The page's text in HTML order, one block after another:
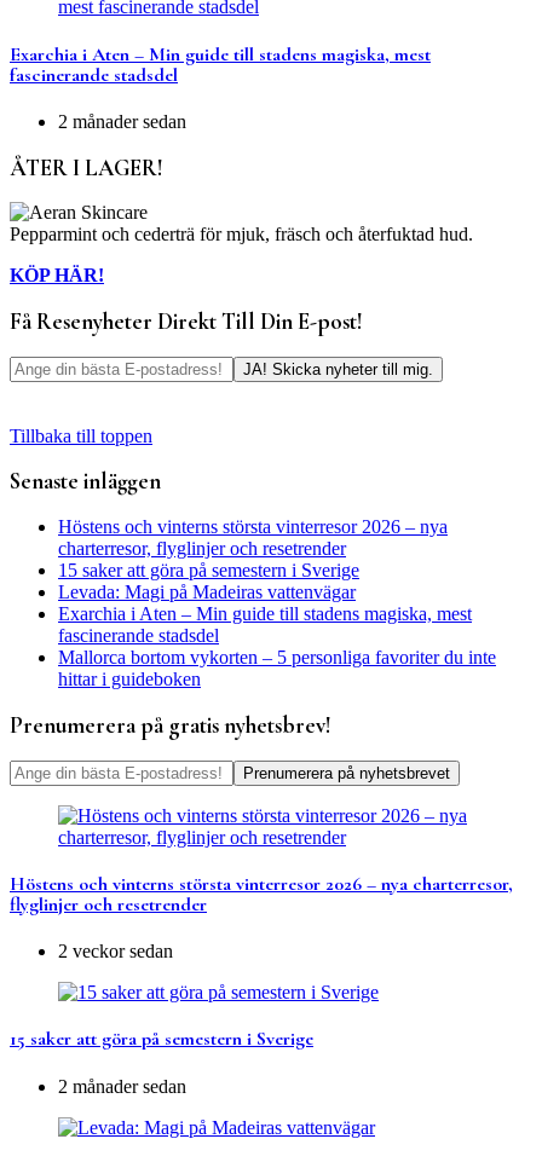
Exarchia i Aten – Min guide till stadens magiska, mest
fascinerande stadsdel
2 månader sedan
ÅTER I LAGER!
Pepparmint och cederträ för mjuk, fräsch och återfuktad hud.
KÖP HÄR!
Få Resenyheter Direkt Till Din E-post!
Tillbaka till toppen
Senaste inläggen
Höstens och vinterns största vinterresor 2026 – nya
charterresor, flyglinjer och resetrender
15 saker att göra på semestern i Sverige
Levada: Magi på Madeiras vattenvägar
Exarchia i Aten – Min guide till stadens magiska, mest
fascinerande stadsdel
Mallorca bortom vykorten – 5 personliga favoriter du inte
hittar i guideboken
Prenumerera på gratis nyhetsbrev!
Höstens och vinterns största vinterresor 2026 – nya charterresor,
flyglinjer och resetrender
2 veckor sedan
15 saker att göra på semestern i Sverige
2 månader sedan